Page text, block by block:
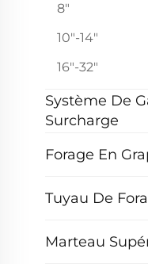
8"
10"-14"
16"-32"
Système De
Surcharge
Forage En
Tuyau De
Marteau